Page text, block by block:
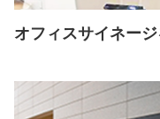
オフィスサイネー